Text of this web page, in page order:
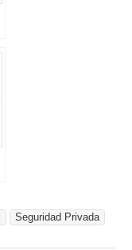
Seguridad Privada